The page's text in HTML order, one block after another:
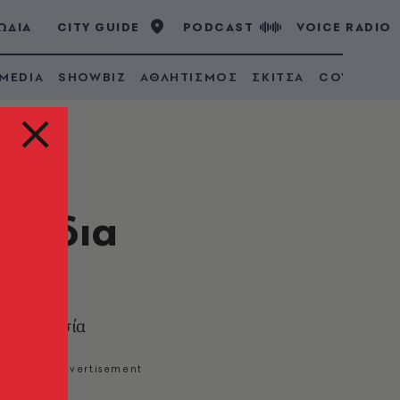
CITY GUIDE PODCAST VOICE RADIO
SHOWBIZ ΑΘΛΗΤΙΣΜΟΣ ΣΚΙΤΣΑ COVID 19
ακινησία